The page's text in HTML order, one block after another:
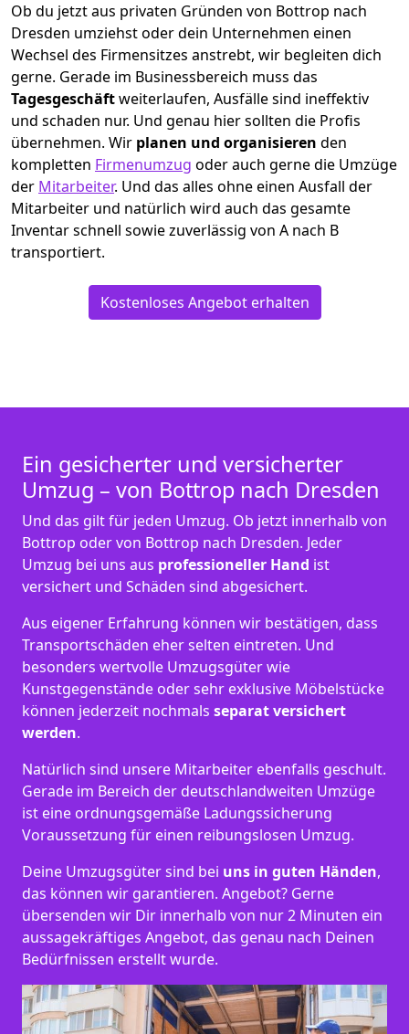
Ob du jetzt aus privaten Gründen von Bottrop nach
Dresden umziehst oder dein Unternehmen einen
Wechsel des Firmensitzes anstrebt, wir begleiten dich
gerne. Gerade im Businessbereich muss das
Tagesgeschäftweiterlaufen, Ausfälle sind ineffektiv
und schaden nur. Und genau hier sollten die Profis
übernehmen. Wir planen und organisieren den
kompletten Firmenumzug oder auch gerne die Umzüge
der Mitarbeiter. Und das alles ohne einen Ausfall der
Mitarbeiter und natürlich wird auch das gesamte
Inventar schnell sowie zuverlässig von A nach B
transportiert.
Kostenloses Angebot erhalten
Ein gesicherter und versicherter
Umzug – von Bottrop nach Dresden
Und das gilt für jeden Umzug. Ob jetzt innerhalb von
Bottrop oder von Bottrop nach Dresden. Jeder
Umzug bei uns aus professioneller Hand ist
versichert und Schäden sind abgesichert.
Aus eigener Erfahrung können wir bestätigen, dass
Transportschäden eher selten eintreten. Und
besonders wertvolle Umzugsgüter wie
Kunstgegenstände oder sehr exklusive Möbelstücke
können jederzeit nochmals separat versichert
werden.
Natürlich sind unsere Mitarbeiter ebenfalls geschult.
Gerade im Bereich der deutschlandweiten Umzüge
ist eine ordnungsgemäße Ladungssicherung
Voraussetzung für einen reibungslosen Umzug.
Deine Umzugsgüter sind bei uns in guten Händen,
das können wir garantieren. Angebot? Gerne
übersenden wir Dir innerhalb von nur 2 Minuten ein
aussagekräftiges Angebot, das genau nach Deinen
Bedürfnissen erstellt wurde.